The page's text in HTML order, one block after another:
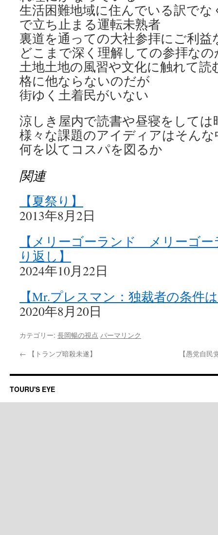
生活困難地域に住んでいる訳でな
で立ち止まる運転未熟者
裏道を通っての大社参拝にご利
どこまで深く理解しての参拝なの
土地土地の風習や文化に触れて読
格に他ならないのだが
街ゆく土着民がいない
涼しき屋内で読書や昼寝をしては
様々な課題のアイディアはそん
何を以てコスパを図るか
関連
【夏祭り】
2013年8月2日
【メリーゴーランド メリーゴ
り返し】
2024年10月22日
【Mr.プレスマン：独裁者の条件
2020年8月20日
カテゴリー: 長岡暢の視点 パーマリンク
← 【トランプ暗殺未遂】 【愚党自
TOURU'S EYE